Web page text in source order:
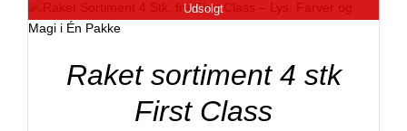
var:
er:
Udsolgt
Raket sortiment 4 stk
First Class